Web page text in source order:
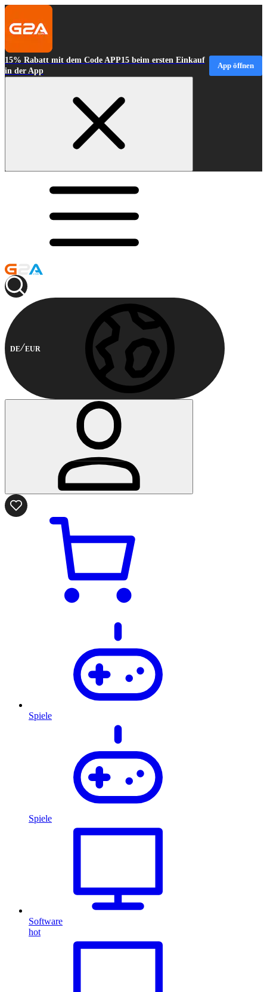
15% Rabatt mit dem Code APP15 beim ersten Einkauf
in der App
App öffnen
DE EUR
Spiele
Spiele
Software
hot